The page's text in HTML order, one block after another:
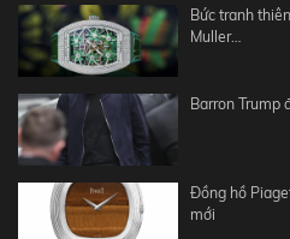
Bức tranh
Muller…
Barron Trump
Đồng hồ
mới